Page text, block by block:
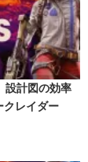
設計図の効率
クレイダー